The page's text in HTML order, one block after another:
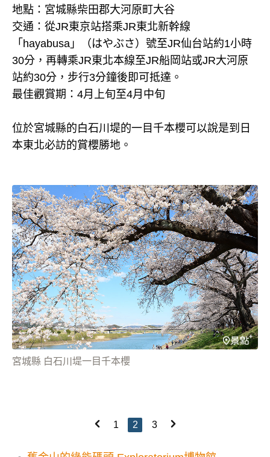
地點：宮城縣柴田郡大河原町大谷
交通：從JR東京站搭乘JR東北新幹線
「hayabusa」（はやぶさ）號至JR仙台站約1小時
30分，再轉乘JR東北本線至JR船岡站或JR大河原
站約30分，步行3分鐘後即可抵達。
最佳觀賞期：4月上旬至4月中旬
位於宮城縣的白石川堤的一目千本櫻可以說是到日
本東北必訪的賞櫻勝地。
宮城縣 白石川堤一目千本櫻
1 2 3